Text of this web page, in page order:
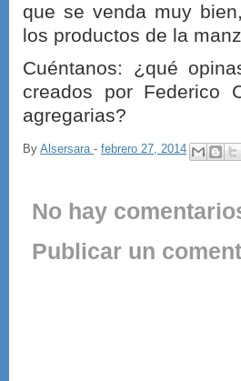
que se venda muy
los productos de la
Cuéntanos: ¿qué
creados por Federico
agregarias?
By Alsersara - febrero 27, 2014
No hay
Publicar un